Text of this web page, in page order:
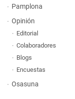
Pamplona
Opinión
Editorial
Colaboradores
Blogs
Encuestas
Osasuna